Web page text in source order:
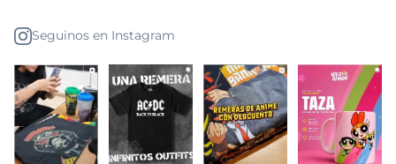
Seguinos en Instagram